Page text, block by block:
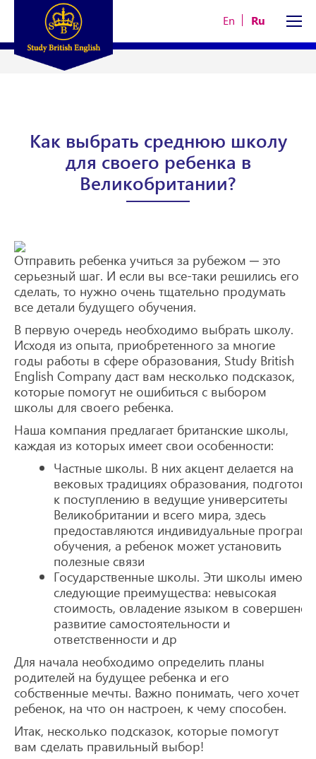
En Ru
Как выбрать среднюю школу
для своего ребенка в
Великобритании?
Отправить ребенка учиться за рубежом ─ это
серьезный шаг. И если вы все-таки решились его
сделать, то нужно очень тщательно продумать
все детали будущего обучения.
В первую очередь необходимо выбрать школу.
Исходя из опыта, приобретенного за многие
годы работы в сфере образования, Study British
English Company даст вам несколько подсказок,
которые помогут не ошибиться с выбором
школы для своего ребенка.
Наша компания предлагает британские школы,
каждая из которых имеет свои особенности:
Частные школы. В них акцент делается на
вековых традициях образования,
к поступлению в ведущие университеты
Великобритании и всего мира, здесь
предоставляются индивидуальные
обучения, а ребенок может установить
полезные связи
Государственные школы. Эти школы имеют
следующие преимущества: невысокая
стоимость, овладение языком в
развитие самостоятельности и
ответственности и др
Для начала необходимо определить планы
родителей на будущее ребенка и его
собственные мечты. Важно понимать, чего хочет
ребенок, на что он настроен, к чему способен.
Итак, несколько подсказок, которые помогут
вам сделать правильный выбор!